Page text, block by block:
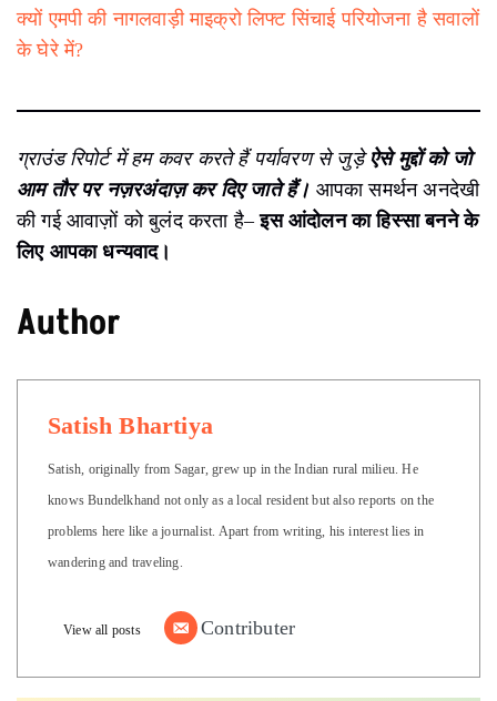
क्यों एमपी की नागलवाड़ी माइक्रो लिफ्ट सिंचाई परियोजना है सवालों
के घेरे में?
ग्राउंड रिपोर्ट में हम कवर करते हैं पर्यावरण से जुड़ेऐसे मुद्दों को जो
आम तौर पर नज़रअंदाज़ कर दिए जाते हैं। आपका समर्थन अनदेखी
की गई आवाज़ों को बुलंद करता है–इस आंदोलन का हिस्सा बनने के
लिए आपका धन्यवाद।
Author
Satish Bhartiya
Satish, originally from Sagar, grew up in the Indian rural milieu. He
knows Bundelkhand not only as a local resident but also reports on the
problems here like a journalist. Apart from writing, his interest lies in
wandering and traveling.
View all posts Contributer